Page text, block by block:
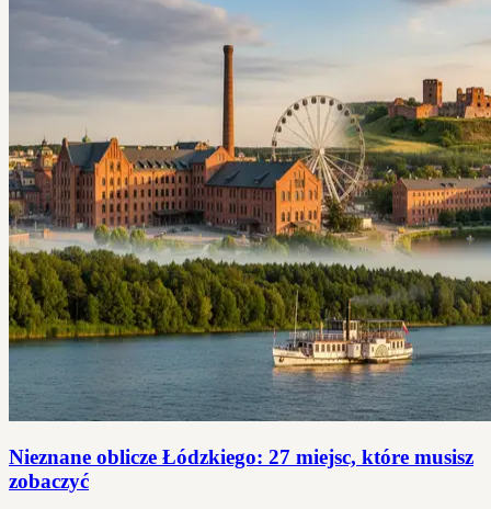
Nieznane oblicze Łódzkiego: 27 miejsc, które musisz
zobaczyć